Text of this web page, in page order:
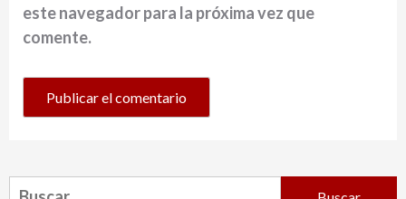
este navegador para la próxima vez que
comente.
Buscar: